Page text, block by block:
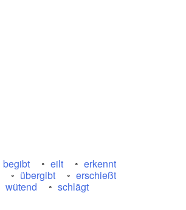
begibt eilt
erkennt
übergibt
erschießt
wütend
schlägt